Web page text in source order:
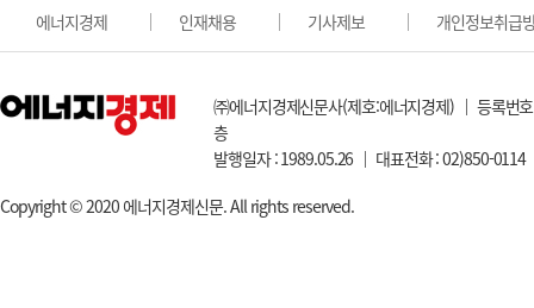
에너지경제 인재채용 기사제보 개인정보취급
㈜에너지경제신문사(제호:에너지경제) ｜ 등록번
층
발행일자 : 1989.05.26 ｜ 대표전화 : 02)850-
Copyright © 2020 에너지경제신문. All rights reserved.